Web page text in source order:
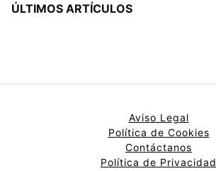
ÚLTIMOS ARTÍCULOS
Aviso Legal
Política de Cookies
Contáctanos
Política de Privacidad